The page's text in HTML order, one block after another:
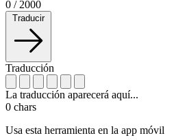
0 / 2000
Traducir
Traducción
La traducción aparecerá aquí...
0 chars
Usa esta herramienta en la app móvil